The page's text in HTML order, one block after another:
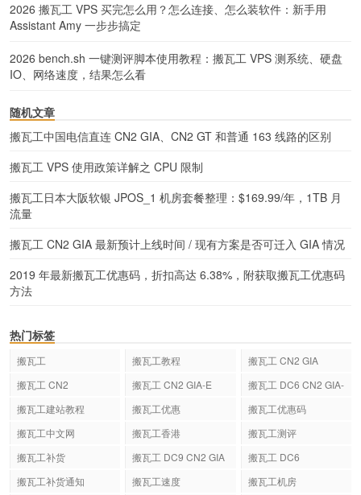
2026 搬瓦工 VPS 买完怎么用？怎么连接、怎么装软件：新手用
Assistant Amy 一步步搞定
2026 bench.sh 一键测评脚本使用教程：搬瓦工 VPS 测系统、硬盘
IO、网络速度，结果怎么看
随机文章
搬瓦工中国电信直连 CN2 GIA、CN2 GT 和普通 163 线路的区别
搬瓦工 VPS 使用政策详解之 CPU 限制
搬瓦工日本大阪软银 JPOS_1 机房套餐整理：$169.99/年，1TB 月
流量
搬瓦工 CN2 GIA 最新预计上线时间 / 现有方案是否可迁入 GIA 情况
2019 年最新搬瓦工优惠码，折扣高达 6.38%，附获取搬瓦工优惠码
方法
热门标签
搬瓦工 搬瓦工教程
搬瓦工 CN2 GIA
搬瓦工 CN2
搬瓦工 CN2 GIA-E
搬瓦工 DC6 CN2 GIA-
搬瓦工建站教程 搬瓦工优惠
搬瓦工优惠码
搬瓦工中文网
搬瓦工香港
搬瓦工测评
搬瓦工补货
搬瓦工 DC9 CN2 GIA
搬瓦工 DC6
搬瓦工补货通知
搬瓦工速度 搬瓦工机房